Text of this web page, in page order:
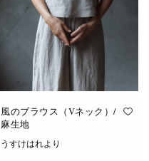
風のブラウス（Vネック）/
麻生地
うすけはれより